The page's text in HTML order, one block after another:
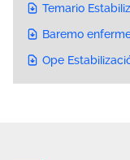
Temario
Baremo
Ope